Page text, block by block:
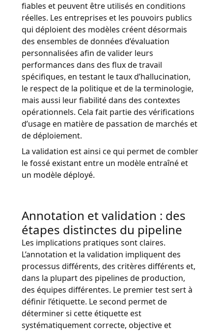
fiables et peuvent être utilisés en conditions
réelles. Les entreprises et les pouvoirs publics
qui déploient des modèles créent désormais
des ensembles de données d’évaluation
personnalisées afin de valider leurs
performances dans des flux de travail
spécifiques, en testant le taux d’hallucination,
le respect de la politique et de la terminologie,
mais aussi leur fiabilité dans des contextes
opérationnels. Cela fait partie des vérifications
d’usage en matière de passation de marchés et
de déploiement.
La validation est ainsi ce qui permet de combler
le fossé existant entre un modèle entraîné et
un modèle déployé.
Annotation et validation : des
étapes distinctes du pipeline
Les implications pratiques sont claires.
L’annotation et la validation impliquent des
processus différents, des critères différents et,
dans la plupart des pipelines de production,
des équipes différentes. Le premier test sert à
définir l’étiquette. Le second permet de
déterminer si cette étiquette est
systématiquement correcte, objective et